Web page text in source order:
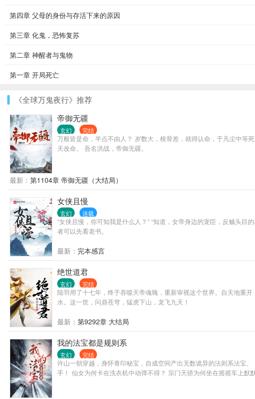
第四章 父母的身份与存活下来的原因
第三章 化鬼，恐怖复苏
第二章 神醒者与鬼物
第一章 开局死亡
《全球万鬼夜行》推荐
帝御无疆
玄幻 完结
万般皆是命，半点不由人？ 岁数大，根骨差，就得认命，于凡尘中等
天改命。 吾名洪战，帝御无疆。
最新： 第1104章 帝御无疆（大结局）
女侠且慢
玄幻 连载
“女侠且慢，你可知我是什么人？” “知道，女帝身边的宠臣，反贼头
者可以先看老书。
最新： 完本感言
绝世道君
玄幻 完结
陆羽用了十七年，终于吞噬天帝魂魄，重新审视这个世界。自天地重
水。这一世，问鼎苍穹，猛虎下山，龙飞九天！
最新： 第9292章 大结局
我的法宝都是规则系
玄幻 完结
许山一朝穿越，身怀青印秘宝，自成空间产出无数诡异的法则系法宝
手！ 仙女为何卡在洗衣机中动弹不得？ 宗门天骄为何坐在摇摇车上